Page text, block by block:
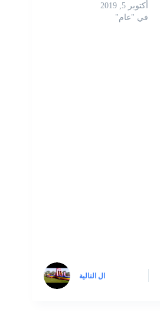
أكتوبر 5, 2019
في "عام"
ال التالية